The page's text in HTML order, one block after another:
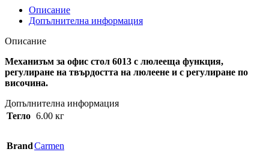
Описание
Допълнителна информация
Описание
Механизъм за офис стол 6013 с люлееща функция,
регулиране на твърдостта на люлеене и с регулиране по
височина.
Допълнителна информация
Тегло 6.00 кг
BrandCarmen